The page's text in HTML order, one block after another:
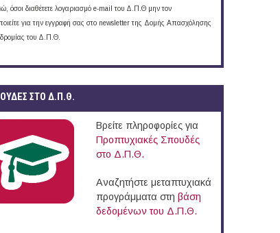
όσοι διαθέτετε λογαριασμό e-mail του Δ.Π.Θ μην τον
για την εγγραφή σας στο newsletter της Δομής Απασχόλησης
του Δ.Π.Θ.
ΣΤΟ Δ.Π.Θ.
Βρείτε πληροφορίες για
Προπτυχιακές Σπουδές
στο Δ.Π.Θ.
Αναζητήστε μεταπτυχιακά
προγράμματα στη βάση
δεδομένων του Δ.Π.Θ.